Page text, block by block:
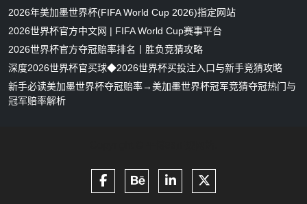
2026年美加墨世界杯(FIFA World Cup 2026)指定网站
2026世界杯官方中文网 | FIFA World Cup赛事平台
2026世界杯官方夺冠赔率排名丨胜负竞猜攻略
深度2026世界杯官买球◆2026世界杯买投注入口与新手竞猜攻略
新手必读美加墨世界杯夺冠赔率→美加墨世界杯冠军竞猜夺冠热门与
冠军赔率解析